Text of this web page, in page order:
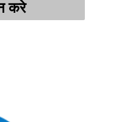
करे